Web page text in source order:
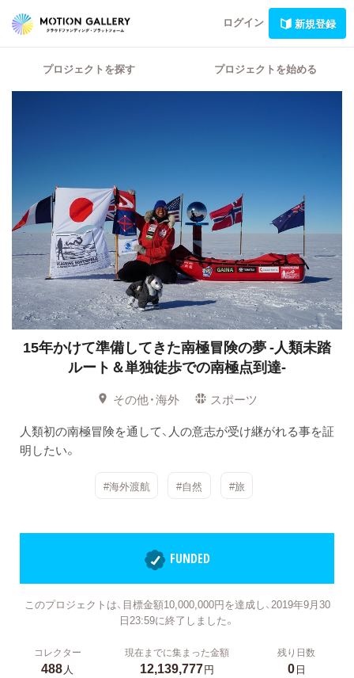
ログイン 新規登録
プロジェクトを探す プロジェクトを始める
15年かけて準備してきた南極冒険の夢-人類未踏
ルート＆単独徒歩での南極点到達-
その他・海外
スポーツ
人類初の南極冒険を通して、人の意志が受け継がれる事を証
明したい。
#海外渡航 #自然 #旅
FUNDED
このプロジェクトは、目標金額10,000,000円を達成し、2019年9月30
日23:59に終了しました。
コレクター
488人
現在までに集まった金額
12,139,777円
残り日数
0日